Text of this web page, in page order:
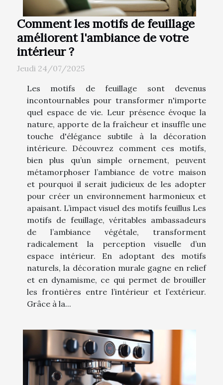
Comment les motifs de feuillage
améliorent l'ambiance de votre
intérieur ?
Jeudi 24/07/2025
Les motifs de feuillage sont devenus
incontournables pour transformer n'importe
quel espace de vie. Leur présence évoque la
nature, apporte de la fraîcheur et insuffle une
touche d'élégance subtile à la décoration
intérieure. Découvrez comment ces motifs,
bien plus qu’un simple ornement, peuvent
métamorphoser l’ambiance de votre maison
et pourquoi il serait judicieux de les adopter
pour créer un environnement harmonieux et
apaisant. L’impact visuel des motifs feuillus Les
motifs de feuillage, véritables ambassadeurs
de l’ambiance végétale, transforment
radicalement la perception visuelle d’un
espace intérieur. En adoptant des motifs
naturels, la décoration murale gagne en relief
et en dynamisme, ce qui permet de brouiller
les frontières entre l’intérieur et l’extérieur.
Grâce à la...